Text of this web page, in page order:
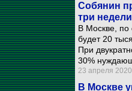
Собянин
три недели
В Москве, по
будет 20
При
30%
23 апреля 2020
В Москве